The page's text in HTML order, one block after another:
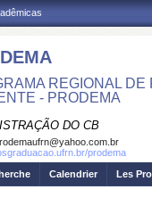
REGIONAL
- PRODEMA
DO CB
prodema
Calendrier Les